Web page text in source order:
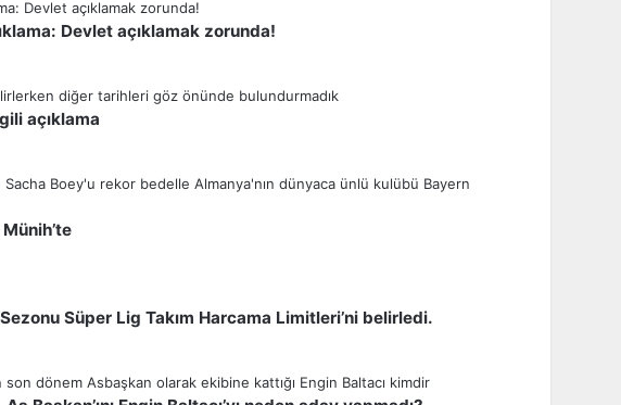
Devlet açıklamak zorunda!
açıklama
Süper Lig Takım Harcama Limitleri’ni belirledi.